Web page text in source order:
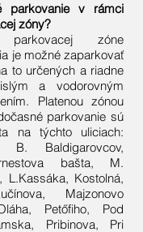
parkovanie v rámci
zóny?
zóne
je možné zaparkovať
to určených a riadne
a vodorovným
Platenou zónou
parkovanie sú
na týchto uliciach:
B. Baldigarovcov,
bašta, M.
L.Kassáka, Kostolná,
Majzonovo
Petőfiho, Pod
Pribinova, Pri